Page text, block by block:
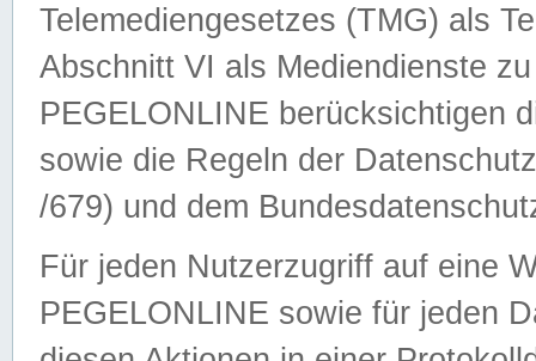
Telemediengesetzes (TMG) als
Abschnitt VI als Mediendienste
PEGELONLINE berücksichtigen
sowie die Regeln der
/679) und dem
Für jeden Nutzerzugriff auf eine
PEGELONLINE sowie für jeden